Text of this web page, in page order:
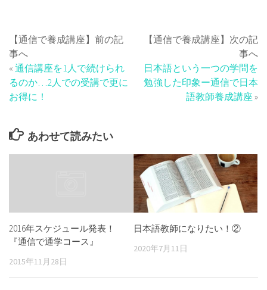
【通信で養成講座】前の記
事へ
« 通信講座を1人で続けられ
るのか…2人での受講で更に
お得に！
【通信で養成講座】次の記
事へ
日本語という一つの学問を
勉強した印象ー通信で日本
語教師養成講座 »
あわせて読みたい
2016年スケジュール発表！
『通信で通学コース』
2015年11月28日
日本語教師になりたい！②
2020年7月11日